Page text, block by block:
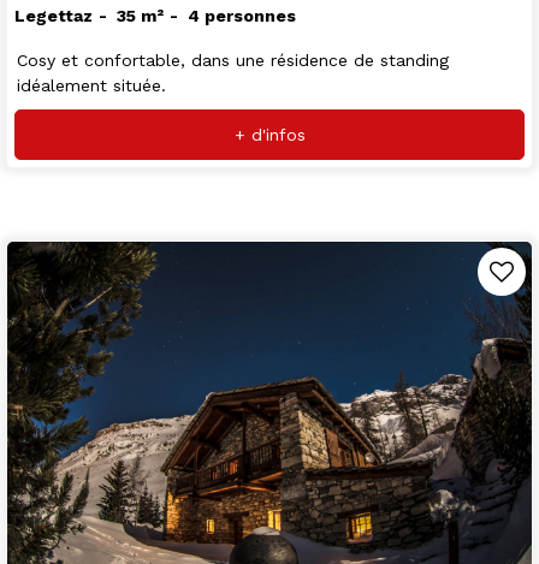
Legettaz 35 m² 4 personnes
Cosy et confortable, dans une résidence de standing
idéalement située.
+ d'infos